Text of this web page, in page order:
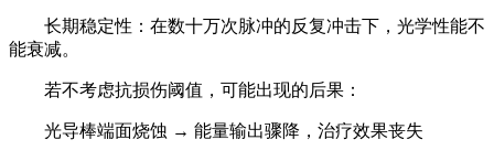
长期稳定性：在数十万次脉冲的反复冲击下，光学性能不
能衰减。
若不考虑抗损伤阈值，可能出现的后果：
光导棒端面烧蚀 → 能量输出骤降，治疗效果丧失